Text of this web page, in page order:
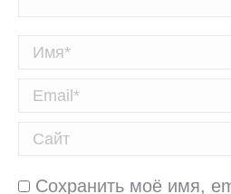
Имя *
Email *
Сайт
Сохранить моё имя,